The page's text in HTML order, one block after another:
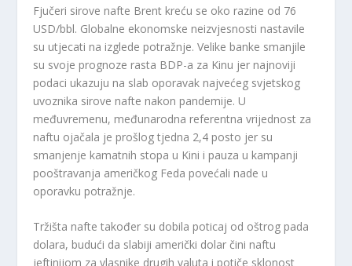
Fjučeri sirove nafte Brent kreću se oko razine od 76
USD/bbl. Globalne ekonomske neizvjesnosti nastavile
su utjecati na izglede potražnje. Velike banke smanjile
su svoje prognoze rasta BDP-a za Kinu jer najnoviji
podaci ukazuju na slab oporavak najvećeg svjetskog
uvoznika sirove nafte nakon pandemije. U
međuvremenu, međunarodna referentna vrijednost za
naftu ojačala je prošlog tjedna 2,4 posto jer su
smanjenje kamatnih stopa u Kini i pauza u kampanji
pooštravanja američkog Feda povećali nade u
oporavku potražnje.
Tržišta nafte također su dobila poticaj od oštrog pada
dolara, budući da slabiji američki dolar čini naftu
jeftinijom za vlasnike drugih valuta i potiče sklonost